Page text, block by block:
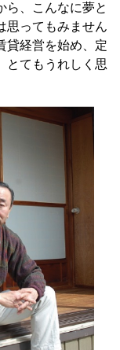
ら、こんなに夢と
思ってもみません
貸経営を始め、定
とてもうれしく思